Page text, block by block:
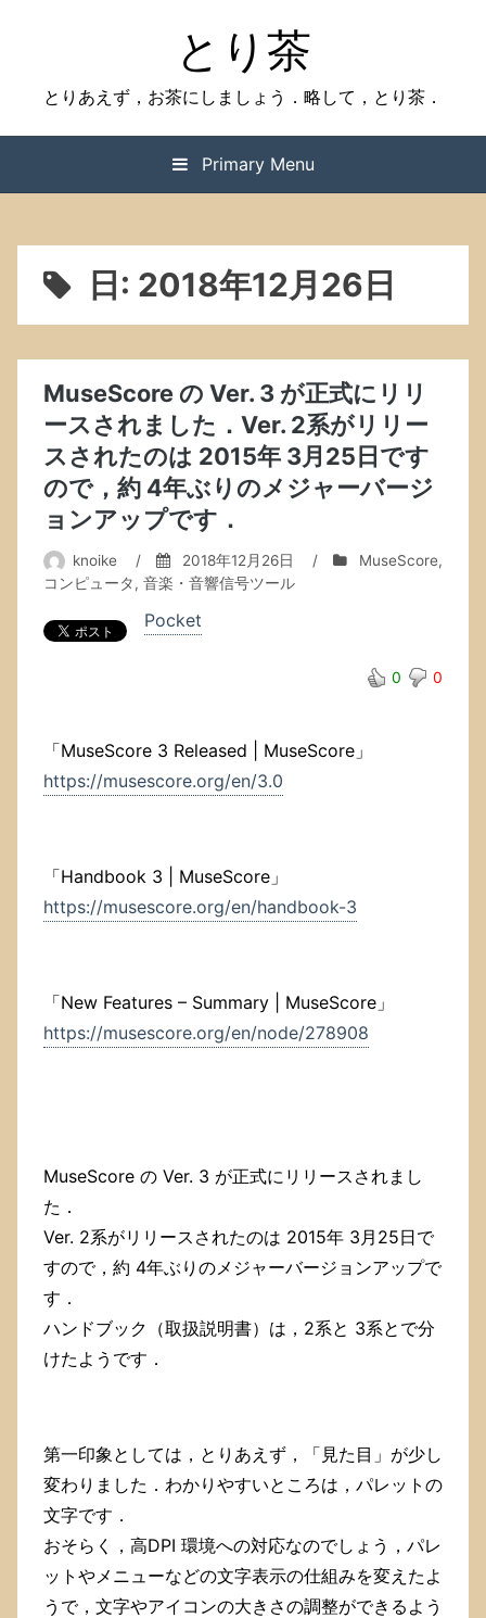
とり茶
とりあえず，お茶にしましょう．略して，とり茶．
Primary Menu
日: 2018年12月26日
MuseScore の Ver. 3 が正式にリリ
ースされました．Ver. 2系がリリー
スされたのは 2015年 3月25日です
ので，約 4年ぶりのメジャーバージ
ョンアップです．
knoike / 2018年12月26日 / MuseScore,
コンピュータ, 音楽・音響信号ツール
Pocket
0 0
「MuseScore 3 Released | MuseScore」
https://musescore.org/en/3.0
「Handbook 3 | MuseScore」
https://musescore.org/en/handbook-3
「New Features – Summary | MuseScore」
https://musescore.org/en/node/278908
MuseScore の Ver. 3 が正式にリリースされまし
た．
Ver. 2系がリリースされたのは 2015年 3月25日で
すので，約 4年ぶりのメジャーバージョンアップで
す．
ハンドブック（取扱説明書）は，2系と 3系とで分
けたようです．
第一印象としては，とりあえず，「見た目」が少し
変わりました．わかりやすいところは，パレットの
文字です．
おそらく，高DPI 環境への対応なのでしょう，パレ
ットやメニューなどの文字表示の仕組みを変えたよ
うで，文字やアイコンの大きさの調整ができるよう